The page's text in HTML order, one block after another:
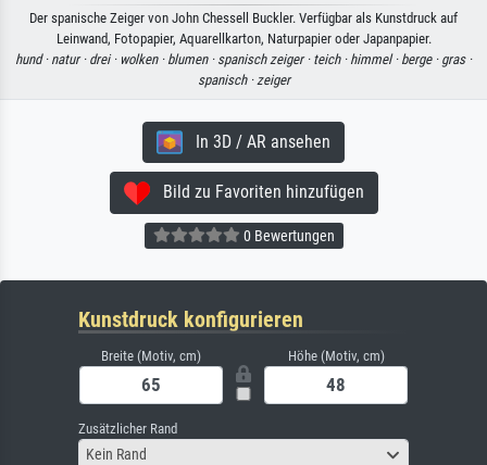
Der spanische Zeiger von John Chessell Buckler. Verfügbar als Kunstdruck auf
Leinwand, Fotopapier, Aquarellkarton, Naturpapier oder Japanpapier.
hund · natur · drei · wolken · blumen · spanisch zeiger · teich · himmel · berge · gras ·
spanisch · zeiger
In 3D / AR ansehen
Bild zu Favoriten hinzufügen
0 Bewertungen
Kunstdruck konfigurieren
Breite (Motiv, cm) Höhe (Motiv, cm)
Zusätzlicher Rand
Kein Rand